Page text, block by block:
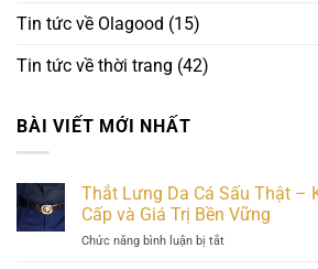
Tin tức về Olagood (15)
Tin tức về thời trang (42)
BÀI VIẾT MỚI NHẤT
Thắt Lưng Da Cá Sấu Thật –
Cấp và Giá Trị Bền Vững
Chức năng bình luận bị tắtở